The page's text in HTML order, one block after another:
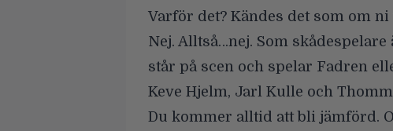
Varför det? Kändes det som om
Nej. Alltså…nej. Som
står på scen och spelar Fadren
Keve Hjelm, Jarl Kulle och
Du kommer alltid att bli jämförd.